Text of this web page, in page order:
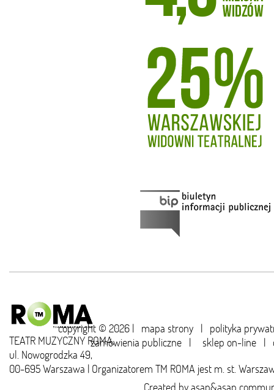
copyright © 2026 | mapa strony | polityka
zamówienia publiczne | sklep on-line |
TEATR MUZYCZNY ROMA,
ul. Nowogrodzka 49,
00-695 Warszawa | Organizatorem TM ROMA jest m. st.